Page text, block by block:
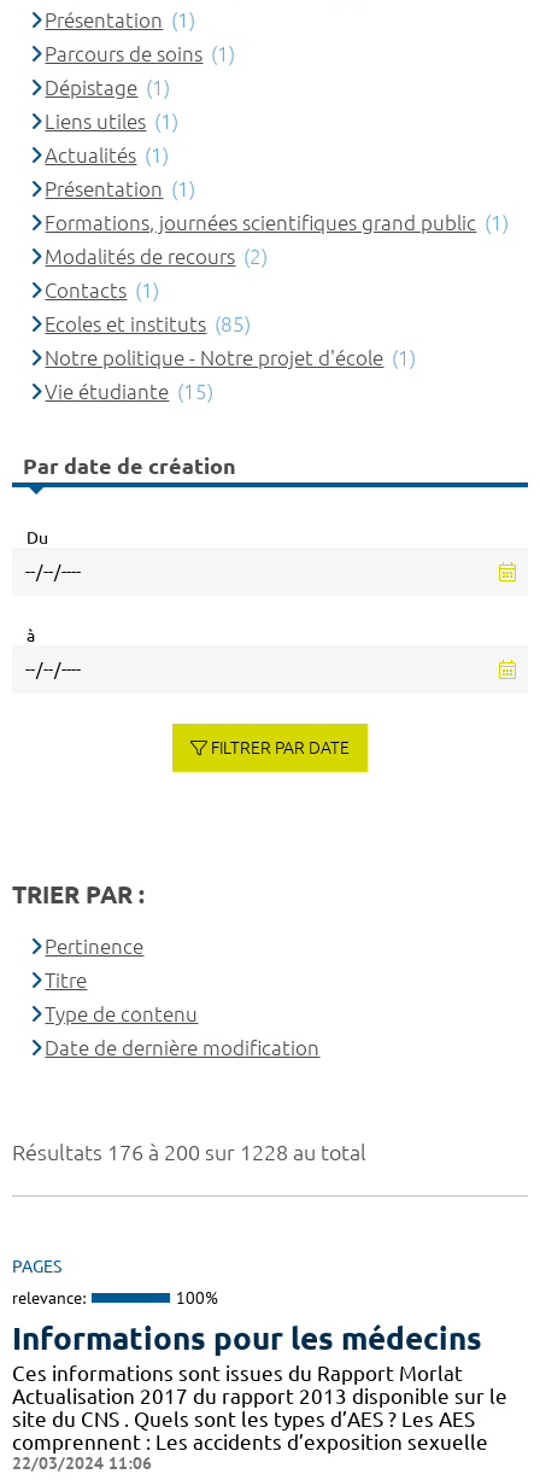
Résultats 176 à 200 sur 1228 au total
PAGES
relevance: 100%
Informations pour les médecins
Ces informations sont issues du Rapport Morlat
Actualisation 2017 du rapport 2013 disponible sur le
site du CNS . Quels sont les types d’AES ? Les AES
comprennent : Les accidents d’exposition sexuelle
22/03/2024 11:06
Présentation (1)
Parcours de soins (1)
Dépistage (1)
Liens utiles (1)
Actualités (1)
Présentation (1)
Formations, journées scientifiques grand public (1)
Modalités de recours (2)
Contacts (1)
Ecoles et instituts (85)
Notre politique - Notre projet d'école (1)
Vie étudiante (15)
Par date de création
Du
à
FILTRER PAR DATE
TRIER PAR :
Pertinence
Titre
Type de contenu
Date de dernière modification